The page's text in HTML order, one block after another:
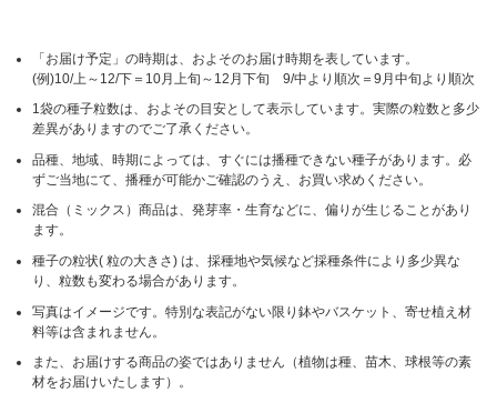
「お届け予定」の時期は、およそのお届け時期を表しています。
(例)10/上～12/下＝10月上旬～12月下旬 9/中より順次＝9月中旬より順次
1袋の種子粒数は、およその目安として表示しています。実際の粒数と多少
差異がありますのでご了承ください。
品種、地域、時期によっては、すぐには播種できない種子があります。必
ずご当地にて、播種が可能かご確認のうえ、お買い求めください。
混合（ミックス）商品は、発芽率・生育などに、偏りが生じることがあり
ます。
種子の粒状( 粒の大きさ) は、採種地や気候など採種条件により多少異な
り、粒数も変わる場合があります。
写真はイメージです。特別な表記がない限り鉢やバスケット、寄せ植え材
料等は含まれません。
また、お届けする商品の姿ではありません（植物は種、苗木、球根等の素
材をお届けいたします）。